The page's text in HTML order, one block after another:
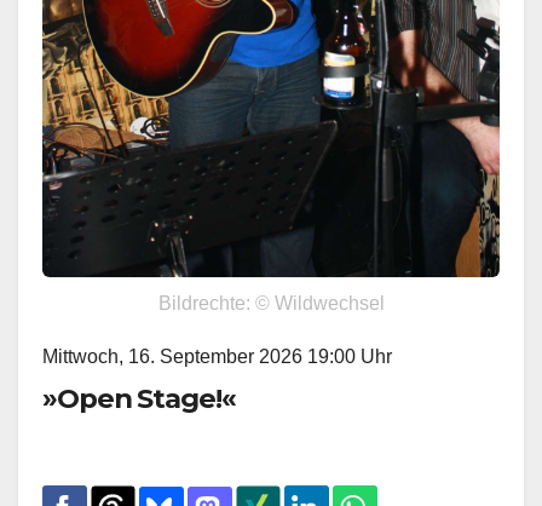
Bildrechte: © Wildwechsel
Mittwoch, 16. September 2026 19:00 Uhr
»Open Stage!«